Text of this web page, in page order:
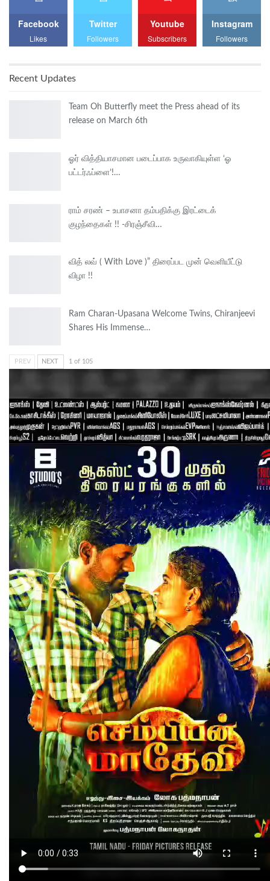
Facebook
Likes
Twitter
Followers
Youtube
Subscribers
Instagram
Followers
Recent Updates
Team Oh Butterfly meet the Press ahead of its
release on March 6th
ஓர் வித்தியாசமான படைப்பாக உருவாகியுள்ள ‘ஓ
பட்டர்ஃப்ளை’!…
ராம் சரண் – உபாசனா தம்பதிக்கு இரட்டைக்
குழந்தைகள் !! -சிரஞ்சீவி…
வித் லவ் ( With Love )” திரைப்பட முன் வெளியீட்டு
விழா !!
Ram Charan-Upasana Welcome Twins, Chiranjeevi
Shares His Immense…
PREV NEXT 1 of 105